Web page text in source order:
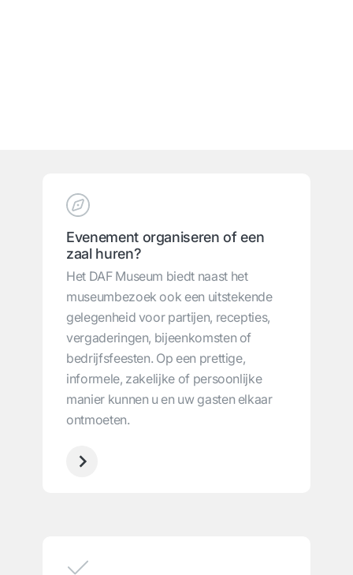
Evenement organiseren of een
zaal huren?
Het DAF Museum biedt naast het
museumbezoek ook een uitstekende
gelegenheid voor partijen, recepties,
vergaderingen, bijeenkomsten of
bedrijfsfeesten. Op een prettige,
informele, zakelijke of persoonlijke
manier kunnen u en uw gasten elkaar
ontmoeten.